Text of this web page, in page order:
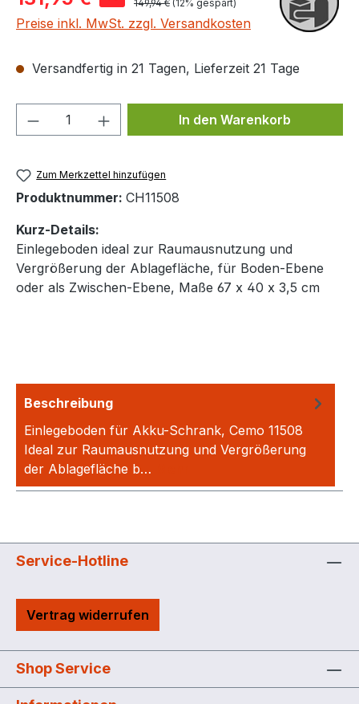
149,94 € (12% gespart)
Preise inkl. MwSt. zzgl. Versandkosten
Versandfertig in 21 Tagen, Lieferzeit 21 Tage
Produkt Anzahl: Gib denIn den Warenkorb
Zum Merkzettel hinzufügen
Produktnummer: CH11508
Kurz-Details:
Einlegeboden ideal zur Raumausnutzung und
Vergrößerung der Ablagefläche, für Boden-Ebene
oder als Zwischen-Ebene, Maße 67 x 40 x 3,5 cm
Beschreibung
Einlegeboden für Akku-Schrank, Cemo 11508
Ideal zur Raumausnutzung und Vergrößerung
der Ablagefläche b…
Service-Hotline
Vertrag widerrufen
Shop Service